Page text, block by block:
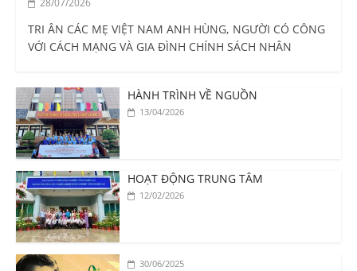
28/07/2026
TRI ÂN CÁC MẸ VIỆT NAM ANH HÙNG, NGƯỜI CÓ CÔNG
VỚI CÁCH MẠNG VÀ GIA ĐÌNH CHÍNH SÁCH NHÂN
HÀNH TRÌNH VỀ NGUỒN
13/04/2026
HOẠT ĐỘNG TRUNG TÂM
12/02/2026
30/06/2025